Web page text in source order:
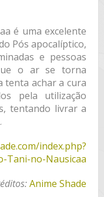
é uma excelente
Pós apocalíptico,
e pessoas
o ar se torna
tenta achar a cura
pela utilização
tentando livrar a
index.php?
Tani-no-Nausicaa
Anime Shade